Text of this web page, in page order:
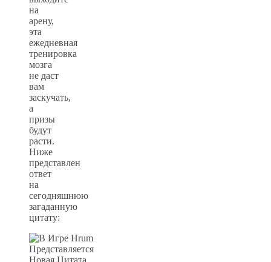
на
арену,
эта
ежедневная
тренировка
мозга
не даст
вам
заскучать,
а
призы
будут
расти.
Ниже
представлен
ответ
на
сегодняшнюю
загаданную
цитату: